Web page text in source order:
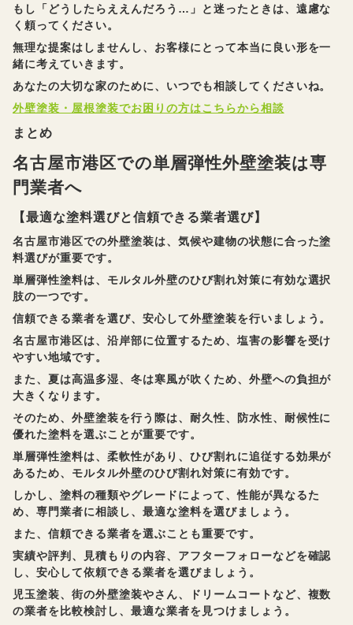
もし「どうしたらええんだろう…」と迷ったときは、遠慮な
く頼ってください。
無理な提案はしませんし、お客様にとって本当に良い形を一
緒に考えていきます。
あなたの大切な家のために、いつでも相談してくださいね。
外壁塗装・屋根塗装でお困りの方はこちらから相談
まとめ
名古屋市港区での単層弾性外壁塗装は専
門業者へ
【最適な塗料選びと信頼できる業者選び】
名古屋市港区での外壁塗装は、気候や建物の状態に合った塗
料選びが重要です。
単層弾性塗料は、モルタル外壁のひび割れ対策に有効な選択
肢の一つです。
信頼できる業者を選び、安心して外壁塗装を行いましょう。
名古屋市港区は、沿岸部に位置するため、塩害の影響を受け
やすい地域です。
また、夏は高温多湿、冬は寒風が吹くため、外壁への負担が
大きくなります。
そのため、外壁塗装を行う際は、耐久性、防水性、耐候性に
優れた塗料を選ぶことが重要です。
単層弾性塗料は、柔軟性があり、ひび割れに追従する効果が
あるため、モルタル外壁のひび割れ対策に有効です。
しかし、塗料の種類やグレードによって、性能が異なるた
め、専門業者に相談し、最適な塗料を選びましょう。
また、信頼できる業者を選ぶことも重要です。
実績や評判、見積もりの内容、アフターフォローなどを確認
し、安心して依頼できる業者を選びましょう。
児玉塗装、街の外壁塗装やさん、ドリームコートなど、複数
の業者を比較検討し、最適な業者を見つけましょう。